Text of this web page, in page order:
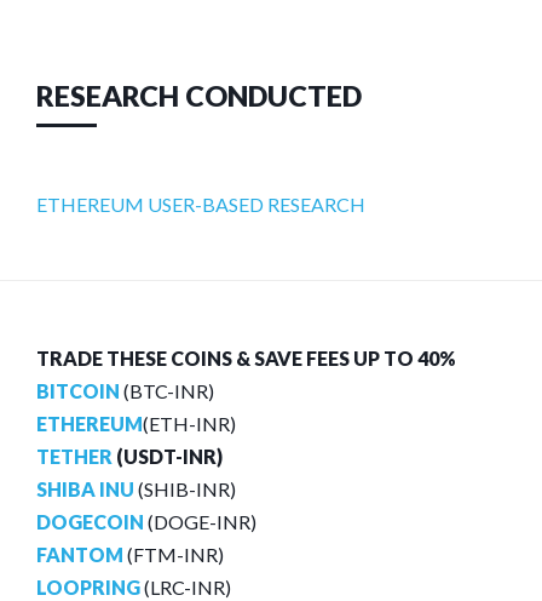
RESEARCH CONDUCTED
ETHEREUM USER-BASED RESEARCH
TRADE THESE COINS & SAVE FEES UP TO 40%
BITCOIN (BTC-INR)
ETHEREUM(ETH-INR)
TETHER (USDT-INR)
SHIBA INU (SHIB-INR)
DOGECOIN (DOGE-INR)
FANTOM (FTM-INR)
LOOPRING(LRC-INR)